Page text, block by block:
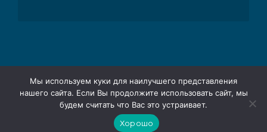
Компания ЛВИ - поставщик тонировочных и
защитных пленокКонтакты| Политика
Мы используем куки для наилучшего представления
нашего сайта. Если Вы продолжите использовать сайт, мы
будем считать что Вас это устраивает.
Хорошо